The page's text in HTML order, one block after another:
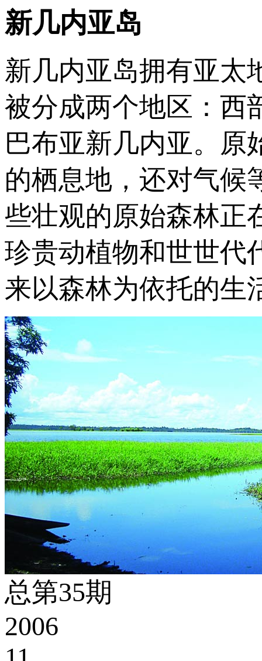
新几内亚岛
新几内亚岛拥有亚太
被分成两个地区：西
巴布亚新几内亚。原
的栖息地，还对气候
些壮观的原始森林正
珍贵动植物和世世代
来以森林为依托的生
总第35期
2006